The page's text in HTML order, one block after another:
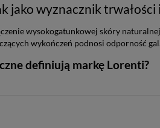
jako wyznacznik trwałości
wysokogatunkowej skóry
wykończeń podnosi odporność
definiują markę Lorenti?